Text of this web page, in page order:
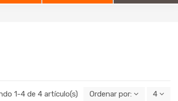
1-4 de 4 artículo(s) Ordenar por: 4